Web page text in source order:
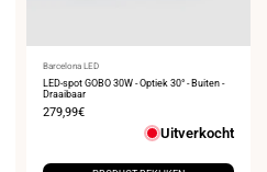
Leverancier:
Barcelona LED
LED-spot GOBO 30W - Optiek 30° - Buiten -
Draaibaar
Verkoopprijs
279,99€
Uitverkocht